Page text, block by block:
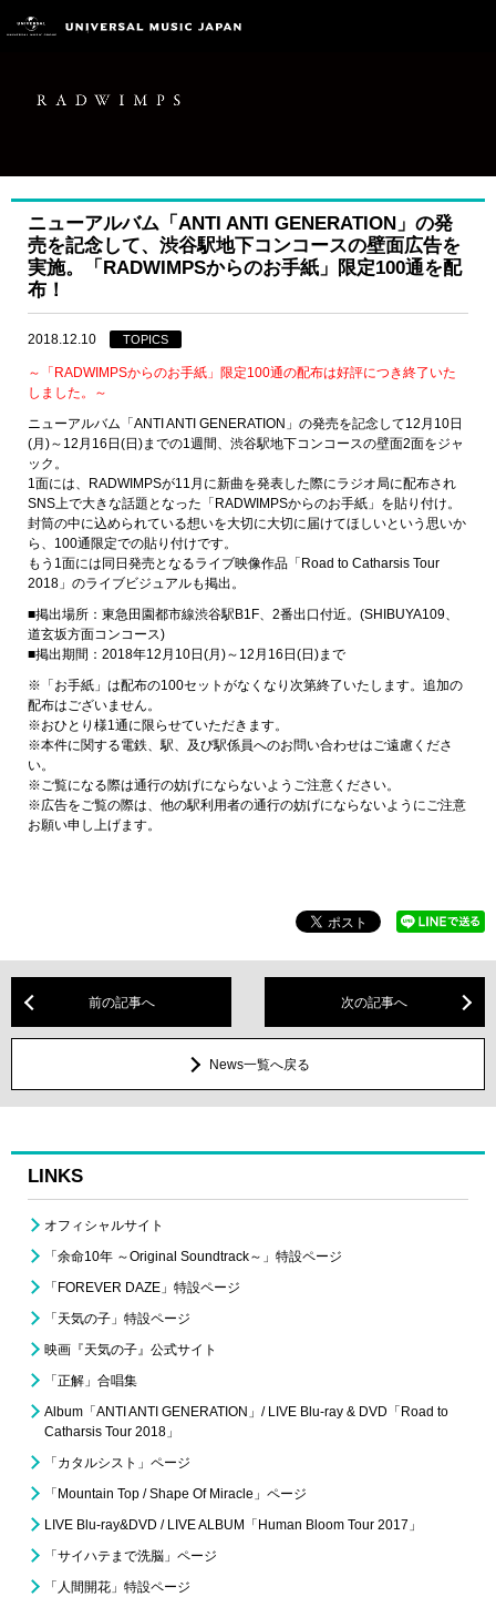
ニューアルバム「ANTI ANTI GENERATION」の発
売を記念して、渋谷駅地下コンコースの壁面広告を
実施。「RADWIMPSからのお手紙」限定100通を配
布！
2018.12.10 TOPICS
～「RADWIMPSからのお手紙」限定100通の配布は好評につき終了いた
しました。～
ニューアルバム「ANTI ANTI GENERATION」の発売を記念して12月10日
(月)～12月16日(日)までの1週間、渋谷駅地下コンコースの壁面2面をジャ
ック。
1面には、RADWIMPSが11月に新曲を発表した際にラジオ局に配布され
SNS上で大きな話題となった「RADWIMPSからのお手紙」を貼り付け。
封筒の中に込められている想いを大切に大切に届けてほしいという思いか
ら、100通限定での貼り付けです。
もう1面には同日発売となるライブ映像作品「Road to Catharsis Tour
2018」のライブビジュアルも掲出。
■掲出場所：東急田園都市線渋谷駅B1F、2番出口付近。(SHIBUYA109、
道玄坂方面コンコース)
■掲出期間：2018年12月10日(月)～12月16日(日)まで
※「お手紙」は配布の100セットがなくなり次第終了いたします。追加の
配布はございません。
※おひとり様1通に限らせていただきます。
※本件に関する電鉄、駅、及び駅係員へのお問い合わせはご遠慮くださ
い。
※ご覧になる際は通行の妨げにならないようご注意ください。
※広告をご覧の際は、他の駅利用者の通行の妨げにならないようにご注意
お願い申し上げます。
前の記事へ 次の記事へ
News一覧へ戻る
LINKS
オフィシャルサイト
「余命10年 ～Original Soundtrack～」特設ページ
「FOREVER DAZE」特設ページ
「天気の子」特設ページ
映画『天気の子』公式サイト
「正解」合唱集
Album「ANTI ANTI GENERATION」/ LIVE Blu-ray & DVD「Road to
Catharsis Tour 2018」
「カタルシスト」ページ
「Mountain Top / Shape Of Miracle」ページ
LIVE Blu-ray&DVD / LIVE ALBUM「Human Bloom Tour 2017」
「サイハテまで洗脳」ページ
「人間開花」特設ページ